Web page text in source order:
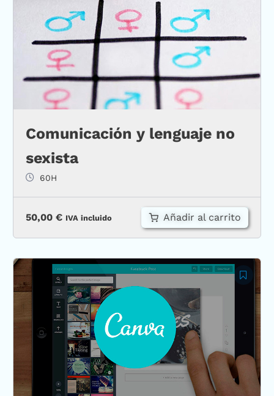
Comunicación y lenguaje no
sexista
60H
50,00 € IVA incluido Añadir al carrito